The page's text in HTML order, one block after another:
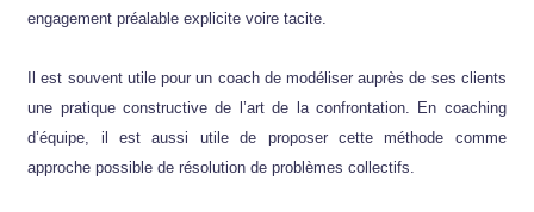
engagement préalable explicite voire tacite.
Il est souvent utile pour un coach de modéliser auprès de ses clients
une pratique constructive de l’art de la confrontation. En coaching
d’équipe, il est aussi utile de proposer cette méthode comme
approche possible de résolution de problèmes collectifs.